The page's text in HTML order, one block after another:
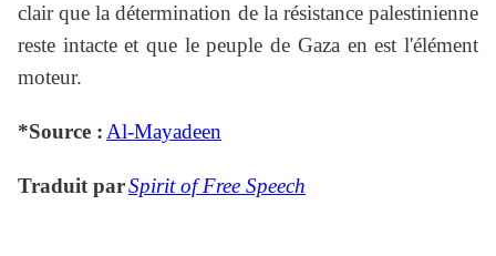
clair que la détermination de la résistance palestinienne
reste intacte et que le peuple de Gaza en est l'élément
moteur.
*Source : Al-Mayadeen
Traduit parSpirit of Free Speech